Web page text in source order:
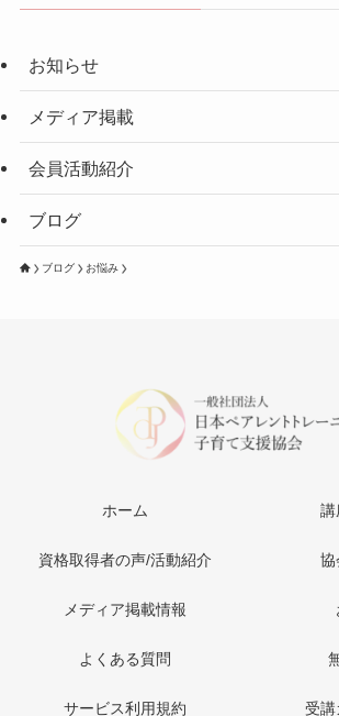
お知らせ
メディア掲載
会員活動紹介
ブログ
ブログ お悩み
ホーム 講
資格取得者の声/活動紹介 協
メディア掲載情報
よくある質問
サービス利用規約 受講